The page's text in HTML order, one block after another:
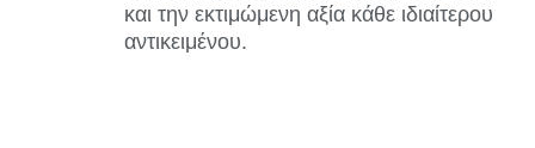
και την εκτιμώμενη αξία κάθε ιδιαίτερου
αντικειμένου.